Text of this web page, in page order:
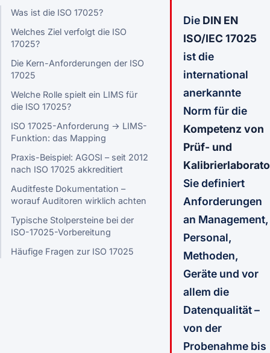
Was ist die ISO 17025?
Welches Ziel verfolgt die ISO
17025?
Die Kern-Anforderungen der ISO
17025
Welche Rolle spielt ein LIMS für
die ISO 17025?
ISO 17025-Anforderung → LIMS-
Funktion: das Mapping
Praxis-Beispiel: AGOSI – seit 2012
nach ISO 17025 akkreditiert
Auditfeste Dokumentation –
worauf Auditoren wirklich achten
Typische Stolpersteine bei der
ISO-17025-Vorbereitung
Häufige Fragen zur ISO 17025
Die DIN EN
ISO/IEC 17025
ist die
international
anerkannte
Norm für die
Kompetenz von
Prüf- und
Sie definiert
Anforderungen
an Management,
Personal,
Methoden,
Geräte und vor
allem die
Datenqualität –
von der
Probenahme bis